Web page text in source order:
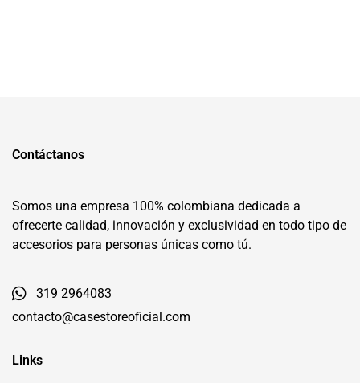
Contáctanos
Somos una empresa 100% colombiana dedicada a
ofrecerte calidad, innovación y exclusividad en todo tipo de
accesorios para personas únicas como tú.
319 2964083
contacto@casestoreoficial.com
Links